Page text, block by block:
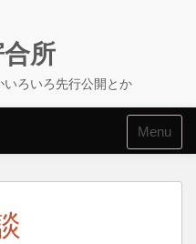
所
ろいろ先行公開とか
Menu